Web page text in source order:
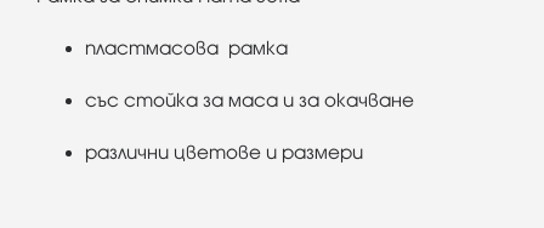
пластмасова рамка
със стойка за маса и за окачване
различни цветове и размери